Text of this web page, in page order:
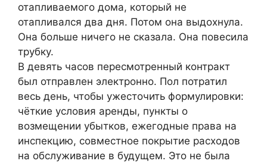
отапливаемого дома, который не
отапливался два дня. Потом она выдохнула.
Она больше ничего не сказала. Она повесила
трубку.
В девять часов пересмотренный контракт
был отправлен электронно. Пол потратил
весь день, чтобы ужесточить формулировки:
чёткие условия аренды, пункты о
возмещении убытков, ежегодные права на
инспекцию, совместное покрытие расходов
на обслуживание в будущем. Это не была